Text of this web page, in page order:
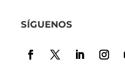
SÍGUENOS